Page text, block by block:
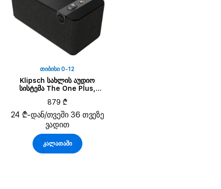
ᲗᲘᲑᲘᲡᲘ 0-12
Klipsch სახლის აუდიო
სისტემა The One Plus,
879 ₾
24 ₾-დან/თვეში 36 თვეზე
ვადით
კალათაში